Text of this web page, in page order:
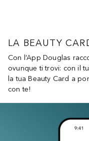
LA BEAUTY
Con l’App Douglas
ovunque ti trovi: con il
la tua Beauty Card a
con te!
Salta